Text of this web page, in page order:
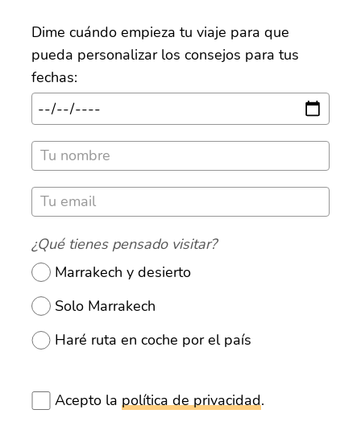
Dime cuándo empieza tu viaje para que
pueda personalizar los consejos para tus
fechas:
¿Qué tienes pensado visitar?
Marrakech y desierto
Solo Marrakech
Haré ruta en coche por el país
Acepto la política de privacidad.